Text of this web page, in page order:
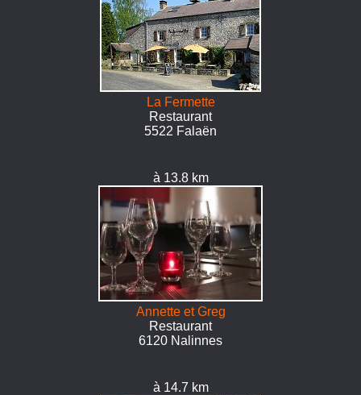
La Fermette
Restaurant
5522 Falaën
à 13.8 km
Annette et Greg
Restaurant
6120 Nalinnes
à 14.7 km